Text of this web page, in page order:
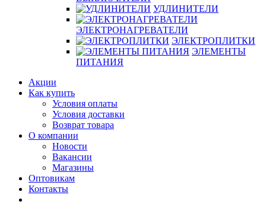
УДЛИНИТЕЛИ
ЭЛЕКТРОНАГРЕВАТЕЛИ
ЭЛЕКТРОПЛИТКИ
ЭЛЕМЕНТЫ
ПИТАНИЯ
Акции
Как купить
Условия оплаты
Условия доставки
Возврат товара
О компании
Новости
Вакансии
Магазины
Оптовикам
Контакты